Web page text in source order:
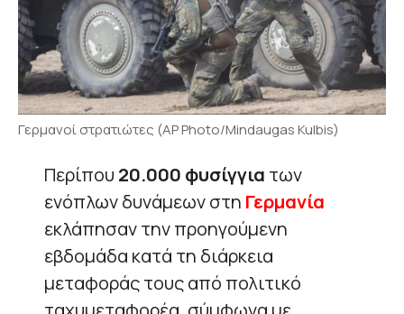
Γερμανοί στρατιώτες (AP Photo/Mindaugas Kulbis)
Περίπου 20.000 φυσίγγια των
ενόπλων δυνάμεων στη Γερμανία
εκλάπησαν την προηγούμενη
εβδομάδα κατά τη διάρκεια
μεταφοράς τους από πολιτικό